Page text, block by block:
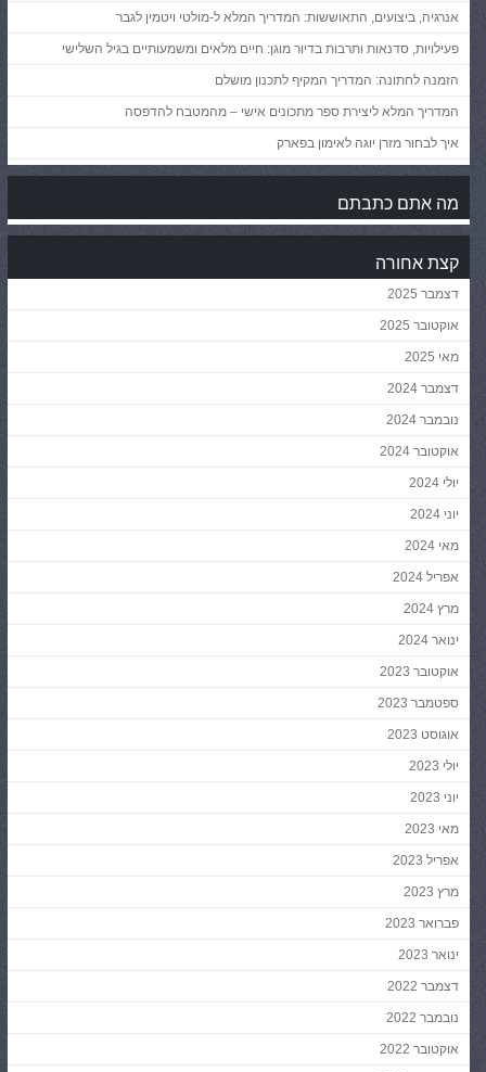
אנרגיה, ביצועים, התאוששות: המדריך המלא ל-מולטי ויטמין לגבר
פעילויות, סדנאות ותרבות בדיור מוגן: חיים מלאים ומשמעותיים בגיל השלישי
הזמנה לחתונה: המדריך המקיף לתכנון מושלם
המדריך המלא ליצירת ספר מתכונים אישי – מהמטבח להדפסה
איך לבחור מזרן יוגה לאימון בפארק
מה אתם כתבתם
קצת אחורה
דצמבר 2025
אוקטובר 2025
מאי 2025
דצמבר 2024
נובמבר 2024
אוקטובר 2024
יולי 2024
יוני 2024
מאי 2024
אפריל 2024
מרץ 2024
ינואר 2024
אוקטובר 2023
ספטמבר 2023
אוגוסט 2023
יולי 2023
יוני 2023
מאי 2023
אפריל 2023
מרץ 2023
פברואר 2023
ינואר 2023
דצמבר 2022
נובמבר 2022
אוקטובר 2022